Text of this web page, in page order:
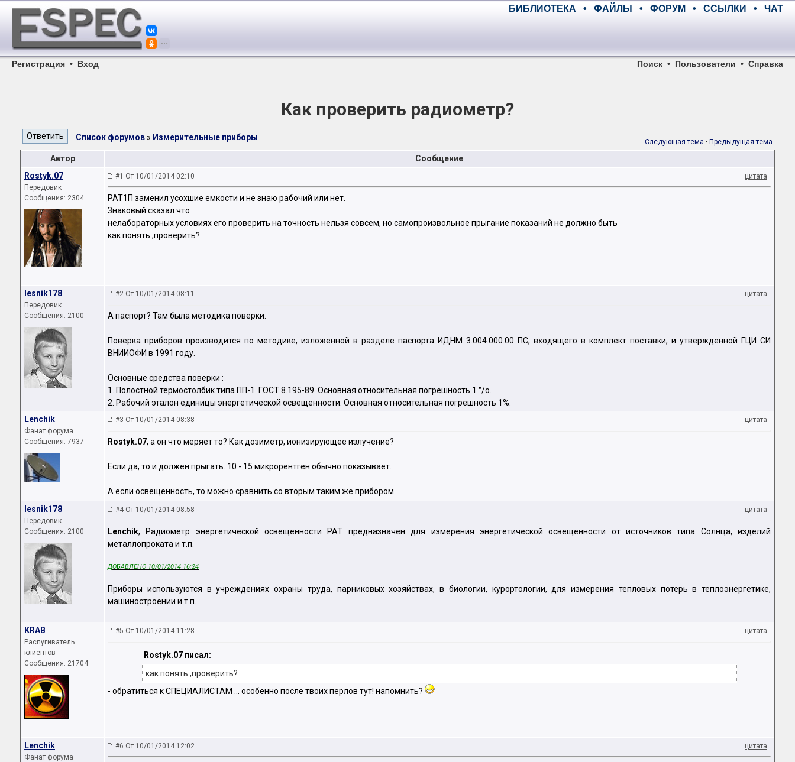
БИБЛИОТЕКА • ФАЙЛЫ • ФОРУМ • ССЫЛКИ • ЧАТ
Регистрация • Вход Поиск • Пользователи • Справка
Как проверить радиометр?
Список форумов » Измерительные приборы Следующая тема · Предыдущая тема
Автор
Сообщение
Rostyk.07
Передовик
Сообщения: 2304
#1 От 10/01/2014 02:10 цитата
РАТ1П заменил усохшие емкости и не знаю рабочий или нет.
Знаковый сказал что
нелабораторных условиях его проверить на точность нельзя совсем, но самопроизвольное прыгание показаний не должно быть
как понять ,проверить?
lesnik178
Передовик
Сообщения: 2100
#2 От 10/01/2014 08:11 цитата
А паспорт? Там была методика поверки.
Поверка приборов производится по методике, изложенной в разделе паспорта ИДНМ 3.004.000.00 ПС, входящего в комплект поставки, и утвержденной ГЦИ СИ
ВНИИОФИ в 1991 году.
Основные средства поверки :
1. Полостной термостолбик типа ПП-1. ГОСТ 8.195-89. Основная относительная погрешность 1 °/о.
2. Рабочий эталон единицы энергетической освещенности. Основная относительная погрешность 1%.
Lenchik
Фанат форума
Сообщения: 7937
#3 От 10/01/2014 08:38 цитата
Rostyk.07, а он что меряет то? Как дозиметр, ионизирующее излучение?
Если да, то и должен прыгать. 10 - 15 микрорентген обычно показывает.
А если освещенность, то можно сравнить со вторым таким же прибором.
lesnik178
Передовик
Сообщения: 2100
#4 От 10/01/2014 08:58 цитата
Lenchik, Радиометр энергетической освещенности РАТ предназначен для измерения энергетической освещенности от источников типа Солнца, изделий
металлопроката и т.п.
ДОБАВЛЕНО 10/01/2014 16:24
Приборы используются в учреждениях охраны труда, парниковых хозяйствах, в биологии, курортологии, для измерения тепловых потерь в теплоэнергетике,
машиностроении и т.п.
KRAB
Распугиватель
клиентов
Сообщения: 21704
#5 От 10/01/2014 11:28 цитата
Rostyk.07 писал:
как понять ,проверить?
- обратиться к СПЕЦИАЛИСТАМ ... особенно после твоих перлов тут! напомнить?
Lenchik
Фанат форума
#6 От 10/01/2014 12:02 цитата